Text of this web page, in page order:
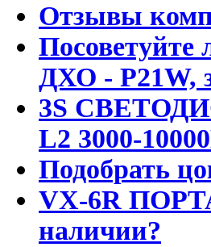
Отзывы
ДХО - P21W,
3S
L2 3000-
Подобрать
VX-6R
наличии?